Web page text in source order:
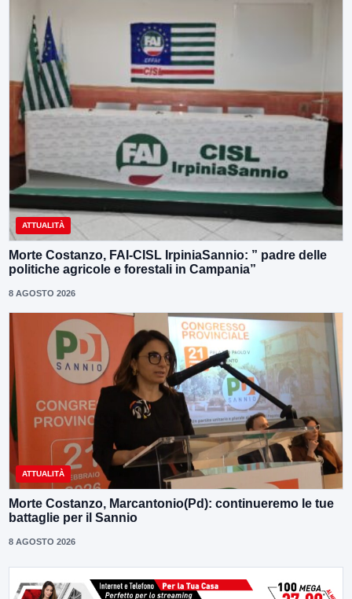
ATTUALITÀ
Morte Costanzo, FAI-CISL IrpiniaSannio: ” padre delle
politiche agricole e forestali in Campania”
8 AGOSTO 2026
ATTUALITÀ
Morte Costanzo, Marcantonio(Pd): continueremo le tue
battaglie per il Sannio
8 AGOSTO 2026